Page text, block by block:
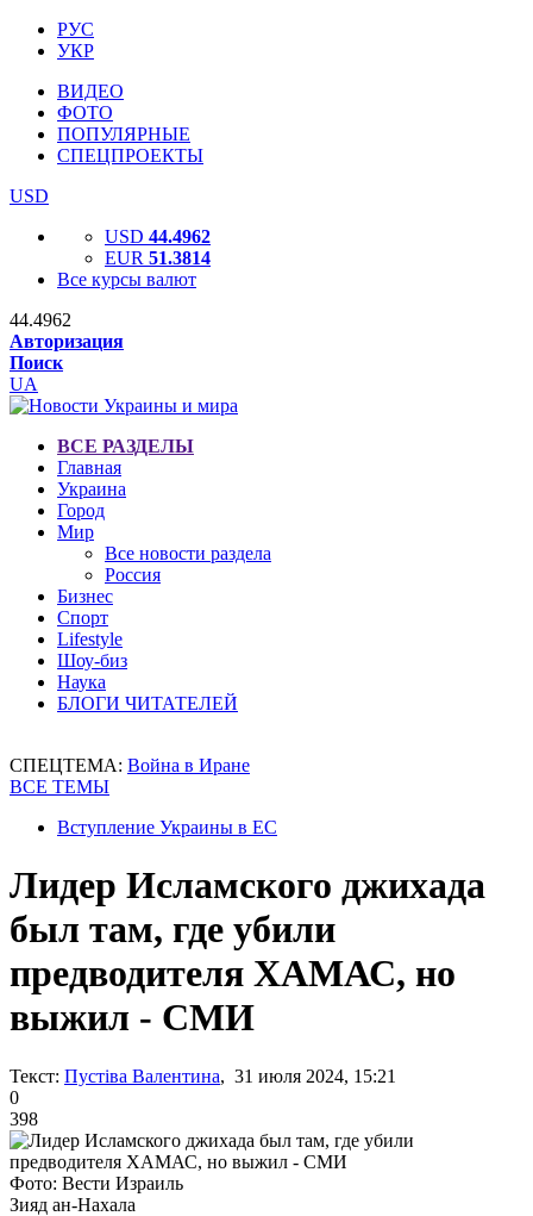
РУС
УКР
ВИДЕО
ФОТО
ПОПУЛЯРНЫЕ
СПЕЦПРОЕКТЫ
USD
USD 44.4962
EUR 51.3814
Все курсы валют
44.4962
Авторизация
Поиск
UA
ВСЕ РАЗДЕЛЫ
Главная
Украина
Город
Мир
Все новости раздела
Россия
Бизнес
Спорт
Lifestyle
Шоу-биз
Наука
БЛОГИ ЧИТАТЕЛЕЙ
СПЕЦТЕМА: Война в Иране
ВСЕ ТЕМЫ
Вступление Украины в ЕС
Лидер Исламского джихада
был там, где убили
предводителя ХАМАС, но
выжил - СМИ
Текст: Пустіва Валентина, 31 июля 2024, 15:21
0
398
Фото: Вести Израиль
Зияд ан-Нахала